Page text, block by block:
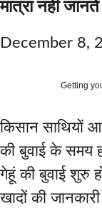
मात्रा नहीं
December 8,
Getting
किसान साथियों
की बुवाई के समय
गेहूं की बुवाई शुरु
खादों की